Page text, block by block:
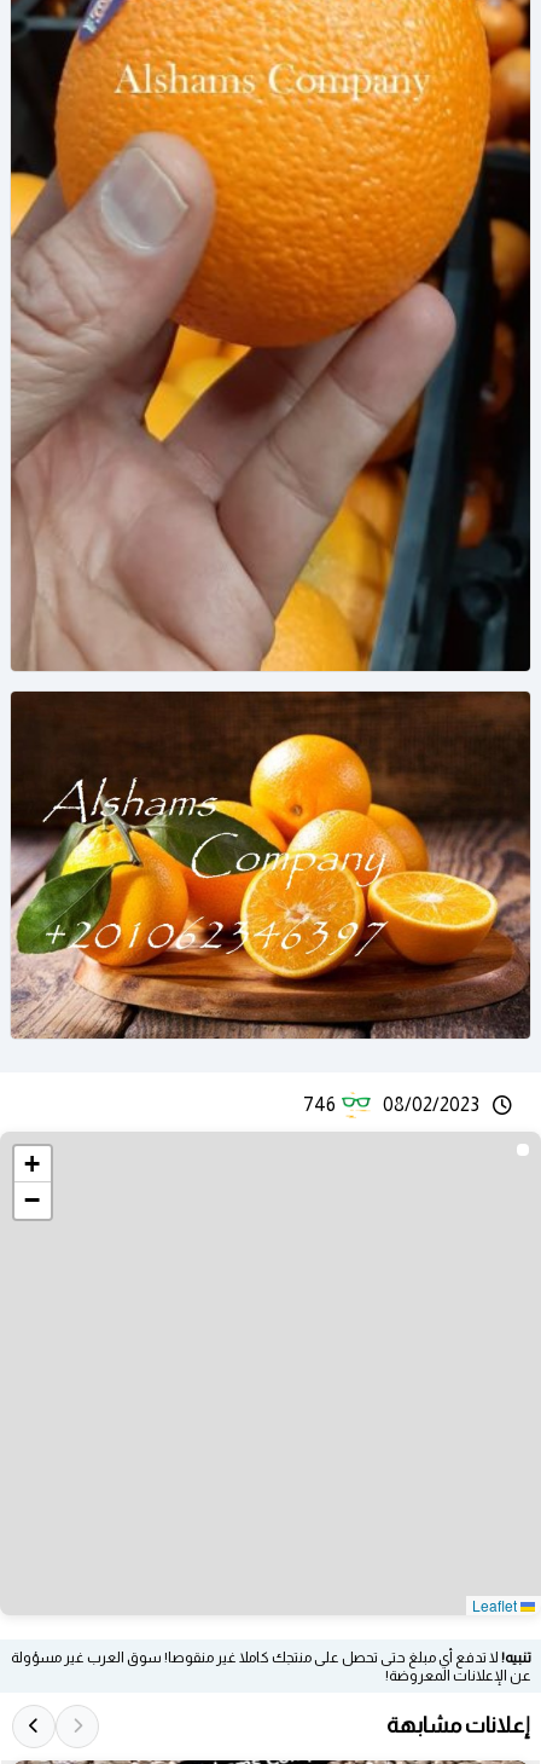
08/02/2023
746
+
−
تنبيه! لا تدفع أي مبلغ حتى تحصل على منتجك كاملا غير منقوصا! سوق العرب غير مسؤولة
عن الإعلانات المعروضة!
إعلانات مشابهة